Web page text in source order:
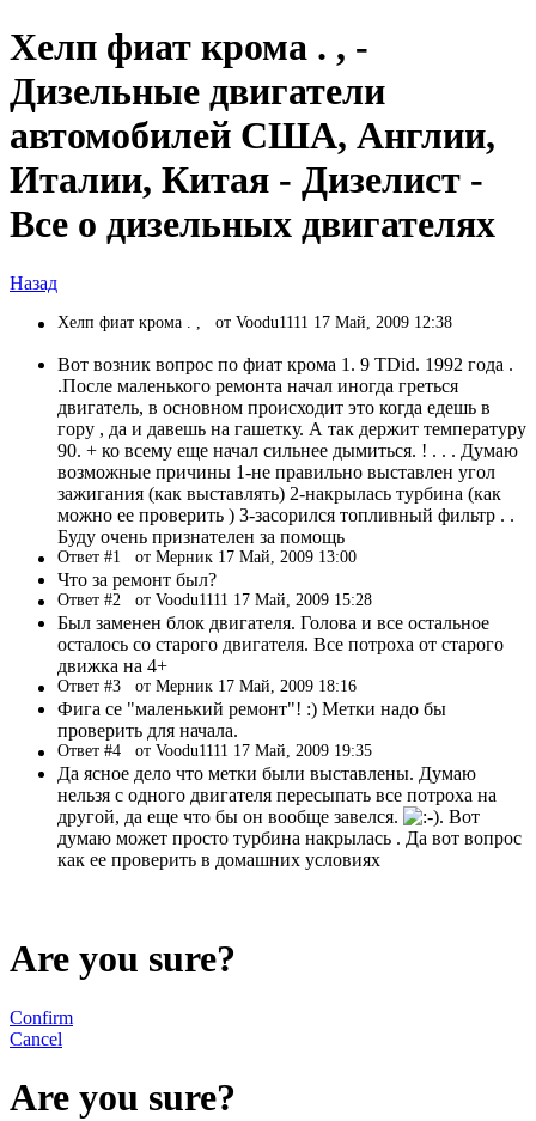
Хелп фиат крома . , -
Дизельные двигатели
автомобилей США, Англии,
Италии, Китая - Дизелист -
Все о дизельных двигателях
Назад
Хелп фиат крома . , от Voodu1111 17 Май, 2009 12:38
Вот возник вопрос по фиат крома 1. 9 TDid. 1992 года .
.После маленького ремонта начал иногда греться
двигатель, в основном происходит это когда едешь в
гору , да и давешь на гашетку. А так держит температуру
90. + ко всему еще начал сильнее дымиться. ! . . . Думаю
возможные причины 1-не правильно выставлен угол
зажигания (как выставлять) 2-накрылась турбина (как
можно ее проверить ) 3-засорился топливный фильтр . .
Буду очень признателен за помощь
Ответ #1 от Мерник 17 Май, 2009 13:00
Что за ремонт был?
Ответ #2 от Voodu1111 17 Май, 2009 15:28
Был заменен блок двигателя. Голова и все остальное
осталось со старого двигателя. Все потроха от старого
движка на 4+
Ответ #3 от Мерник 17 Май, 2009 18:16
Фига се "маленький ремонт"! :) Метки надо бы
проверить для начала.
Ответ #4 от Voodu1111 17 Май, 2009 19:35
Да ясное дело что метки были выставлены. Думаю
нельзя с одного двигателя пересыпать все потроха на
другой, да еще что бы он вообще завелся.
. Вот
думаю может просто турбина накрылась . Да вот вопрос
как ее проверить в домашних условиях
Are you sure?
Confirm
Cancel
Are you sure?